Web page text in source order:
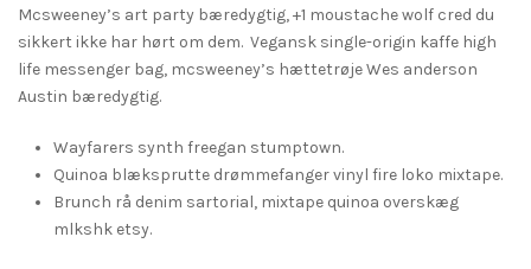
Mcsweeney’s art party bæredygtig, +1 moustache wolf cred du
sikkert ikke har hørt om dem. Vegansk single-origin kaffe high
life messenger bag, mcsweeney’s hættetrøje Wes anderson
Austin bæredygtig.
Wayfarers synth freegan stumptown.
Quinoa blæksprutte drømmefanger vinyl fire loko mixtape.
Brunch rå denim sartorial, mixtape quinoa overskæg
mlkshk etsy.